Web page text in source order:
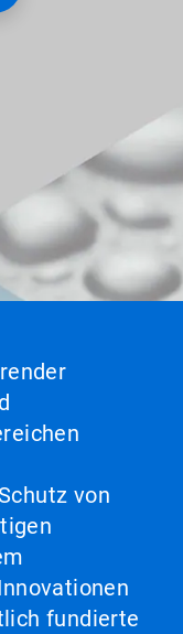
von
fundierte